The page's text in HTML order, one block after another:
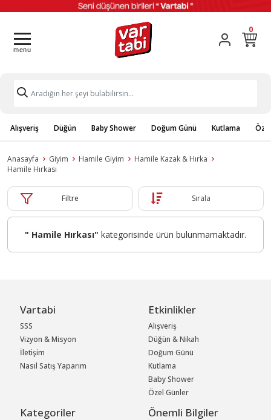
0
Alışveriş Düğün Baby Shower Doğum Günü Kutlama
Anasayfa Giyim Hamile Giyim
Hamile Kazak & Hırka
Hamile Hırkası
Filtre Sırala
" Hamile Hırkası" kategorisinde ürün bulunmamaktadır.
Vartabi
SSS
Vizyon & Misyon
İletişim
Nasıl Satış Yaparım
Etkinlikler
Alışveriş
Düğün & Nikah
Doğum Günü
Kutlama
Baby Shower
Özel Günler
Kategoriler Önemli Bilgiler